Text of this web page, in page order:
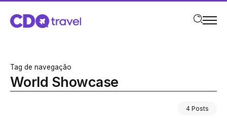
Tag de navegação
World Showcase
4 Posts